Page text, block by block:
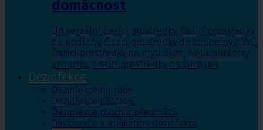
domácnost
Univerzální čistící prostředky, Čistící prostředky
na podlahy, Čisticí prostředky do koupelny a WC,
Čistící prostředky na mytí oken, Neutralizátory
vzduchu, Čistící prostředky do kuchyně
Dezinfekce
Dezinfekce na ruce
Dezinfekce nástrojů
Dezinfekce ploch a předmětů
Dávkovače a aplikátory dezinfekce